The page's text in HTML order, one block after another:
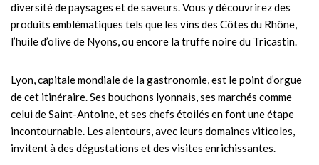
diversité de paysages et de saveurs. Vous y découvrirez des
produits emblématiques tels que les vins des Côtes du Rhône,
l’huile d’olive de Nyons, ou encore la truffe noire du Tricastin.
Lyon, capitale mondiale de la gastronomie, est le point d’orgue
de cet itinéraire. Ses bouchons lyonnais, ses marchés comme
celui de Saint-Antoine, et ses chefs étoilés en font une étape
incontournable. Les alentours, avec leurs domaines viticoles,
invitent à des dégustations et des visites enrichissantes.